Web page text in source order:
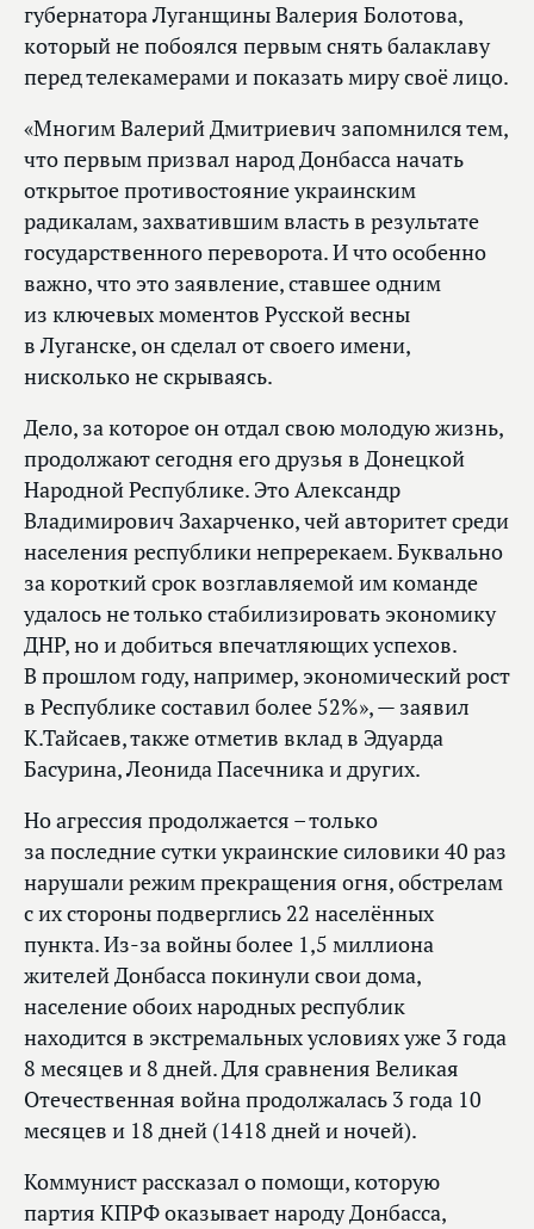
губернатора Луганщины Валерия Болотова,
который не побоялся первым снять балаклаву
перед телекамерами и показать миру своё лицо.
«Многим Валерий Дмитриевич запомнился тем,
что первым призвал народ Донбасса начать
открытое противостояние украинским
радикалам, захватившим власть в результате
государственного переворота. И что особенно
важно, что это заявление, ставшее одним
из ключевых моментов Русской весны
в Луганске, он сделал от своего имени,
нисколько не скрываясь.
Дело, за которое он отдал свою молодую жизнь,
продолжают сегодня его друзья в Донецкой
Народной Республике. Это Александр
Владимирович Захарченко, чей авторитет среди
населения республики непререкаем. Буквально
за короткий срок возглавляемой им команде
удалось не только стабилизировать экономику
ДНР, но и добиться впечатляющих успехов.
В прошлом году, например, экономический рост
в Республике составил более 52%», — заявил
К.Тайсаев, также отметив вклад в Эдуарда
Басурина, Леонида Пасечника и других.
Но агрессия продолжается – только
за последние сутки украинские силовики 40 раз
нарушали режим прекращения огня, обстрелам
с их стороны подверглись 22 населённых
пункта. Из‑за войны более 1,5 миллиона
жителей Донбасса покинули свои дома,
население обоих народных республик
находится в экстремальных условиях уже 3 года
8 месяцев и 8 дней. Для сравнения Великая
Отечественная война продолжалась 3 года 10
месяцев и 18 дней (1418 дней и ночей).
Коммунист рассказал о помощи, которую
партия КПРФ оказывает народу Донбасса,